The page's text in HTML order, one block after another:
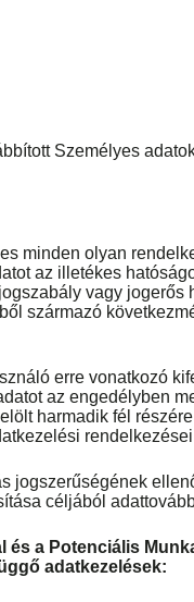
Személyes
minden olyan
az illetékes
vagy jogerős
származó
erre vonatkozó
az engedélyben
harmadik fél
jogszerűségének
céljából
és a Potenciális
adatkezelések: